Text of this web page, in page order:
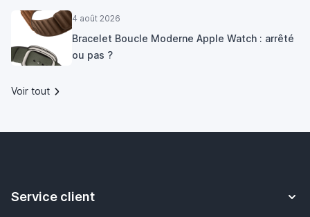
4 août 2026
Bracelet Boucle Moderne Apple Watch : arrêté
ou pas ?
Voir tout
Service client